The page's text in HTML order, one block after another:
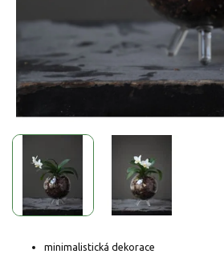
minimalistická dekorace